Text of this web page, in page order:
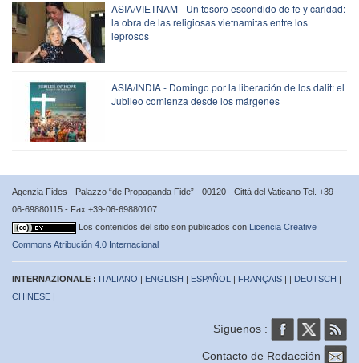
ASIA/VIETNAM - Un tesoro escondido de fe y caridad:
la obra de las religiosas vietnamitas entre los
leprosos
ASIA/INDIA - Domingo por la liberación de los dalit: el
Jubileo comienza desde los márgenes
Agenzia Fides - Palazzo “de Propaganda Fide” - 00120 - Città del Vaticano Tel. +39-
06-69880115 - Fax +39-06-69880107
Los contenidos del sitio son publicados con Licencia Creative
Commons Atribución 4.0 Internacional
INTERNAZIONALE : ITALIANO | ENGLISH | ESPAÑOL | FRANÇAIS | | DEUTSCH |
CHINESE |
Síguenos :
Contacto de Redacción